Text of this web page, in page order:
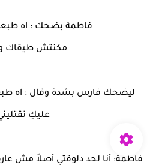
فاطمة بضحك : اه
مكنتش طيقاك
ليضحك فارس بشدة وقال : اه
عليكِ
فاطمة: أنا لحد دلوقتي أصلاً مش